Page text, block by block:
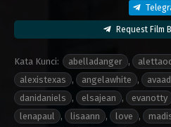
Request Film
Kata Kunci: abelladanger ,
alexistexas
, angelawhite ,
danidaniels
, elsajean , evanotty
lenapaul
, lisaann , love ,